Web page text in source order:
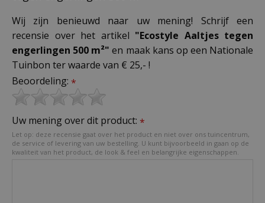
Wij zijn benieuwd naar uw mening! Schrijf een
recensie over het artikel "Ecostyle Aaltjes tegen
engerlingen 500 m²" en maak kans op een Nationale
Tuinbon ter waarde van € 25,- !
Beoordeling: *
Uw mening over dit product: *
Let op: deze recensie gaat over het product en niet over ons tuincentrum,
de service of levering van uw bestelling. U kunt bijvoorbeeld in gaan op de
kwaliteit van het product, de look & feel en belangrijke eigenschappen.